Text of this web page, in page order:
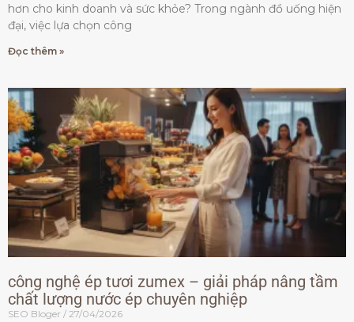
hơn cho kinh doanh và sức khỏe? Trong ngành đồ uống hiện
đại, việc lựa chọn công
Đọc thêm »
công nghệ ép tươi zumex – giải pháp nâng tầm
chất lượng nước ép chuyên nghiệp
SEO Bloger 27/04/2026